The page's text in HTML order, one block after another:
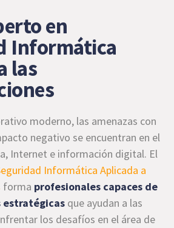
en
Informática
las
moderno, las amenazas con
negativo se encuentran en el
Internet e información digital. El
Informática Aplicada a
forma profesionales capaces de
estratégicas que ayudan a las
los desafíos en el área de